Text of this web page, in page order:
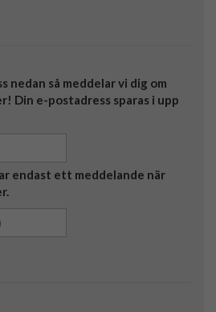
nedan så meddelar vi dig om
Din e-postadress sparas i upp
endast ett meddelande när